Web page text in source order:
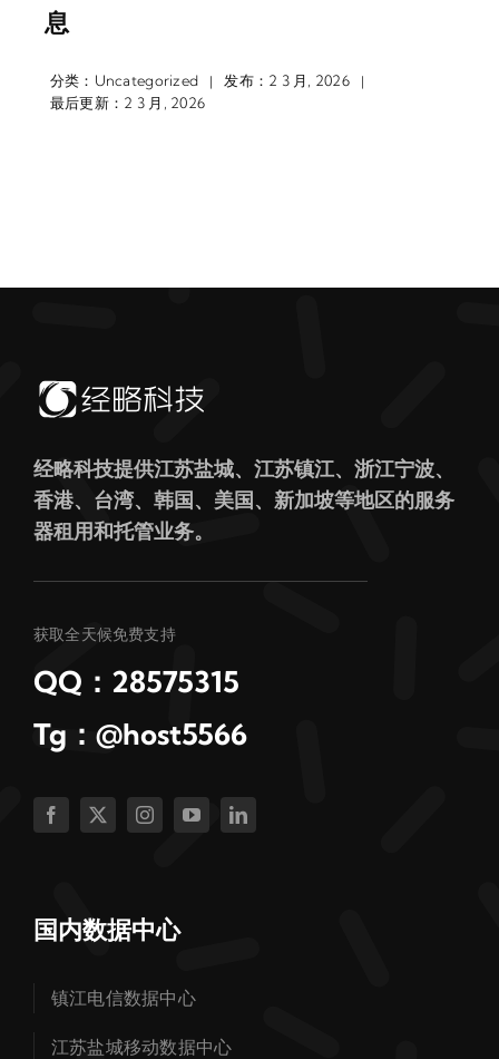
息
分类： Uncategorized | 发布：2 3 月, 2026
|
最后更新：2 3 月, 2026
经略科技提供江苏盐城、江苏镇江、浙江宁波、
香港、台湾、韩国、美国、新加坡等地区的服务
器租用和托管业务。
获取全天候免费支持
QQ：28575315
Tg：@host5566
国内数据中心
镇江电信数据中心
江苏盐城移动数据中心